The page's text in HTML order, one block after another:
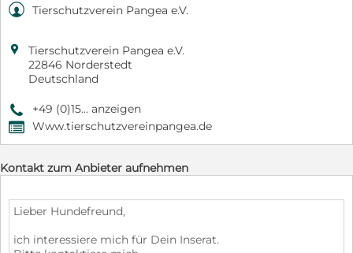
 Tierschutzverein Pangea e.V.

Tierschutzverein Pangea e.V.
22846 Norderstedt
Deutschland
9 +49 (0)15... anzeigen
, Www.tierschutzvereinpangea.de
Kontakt zum Anbieter aufnehmen